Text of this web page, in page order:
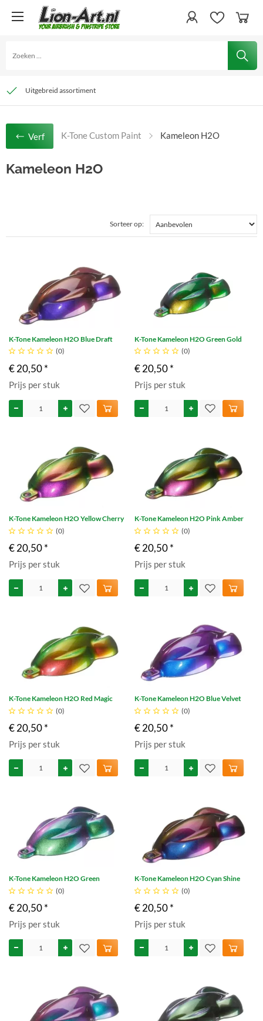
Grote voorraad
Snelle levering
Uitgebreid assortiment
Verf K-Tone Custom Paint Kameleon H2O
Kameleon H2O
Sorteer op:
K-Tone Kameleon H2O Blue Draft
     (0)
€ 20,50 *
Prijs per stuk
K-Tone Kameleon H2O Green Gold
     (0)
€ 20,50 *
Prijs per stuk
K-Tone Kameleon H2O Yellow Cherry
     (0)
€ 20,50 *
Prijs per stuk
K-Tone Kameleon H2O Pink Amber
     (0)
€ 20,50 *
Prijs per stuk
K-Tone Kameleon H2O Red Magic
     (0)
€ 20,50 *
Prijs per stuk
K-Tone Kameleon H2O Blue Velvet
     (0)
€ 20,50 *
Prijs per stuk
K-Tone Kameleon H2O Green
     (0)
€ 20,50 *
Prijs per stuk
K-Tone Kameleon H2O Cyan Shine
     (0)
€ 20,50 *
Prijs per stuk